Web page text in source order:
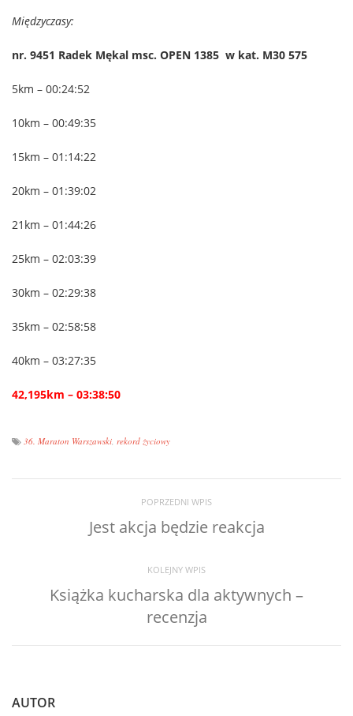
Międzyczasy:
nr. 9451 Radek Mękal msc. OPEN 1385 w kat. M30 575
5km – 00:24:52
10km – 00:49:35
15km – 01:14:22
20km – 01:39:02
21km – 01:44:26
25km – 02:03:39
30km – 02:29:38
35km – 02:58:58
40km – 03:27:35
42,195km – 03:38:50
36. Maraton Warszawski, rekord życiowy
POPRZEDNI WPIS
Jest akcja będzie reakcja
KOLEJNY WPIS
Książka kucharska dla aktywnych –
recenzja
AUTOR